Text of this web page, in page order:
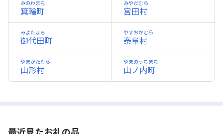
箕輪町
みのわまち
宮田村
みやだむら
御代田町
みよたまち
泰阜村
やすおかむら
山形村
やまがたむら
山ノ内町
やまのうちまち